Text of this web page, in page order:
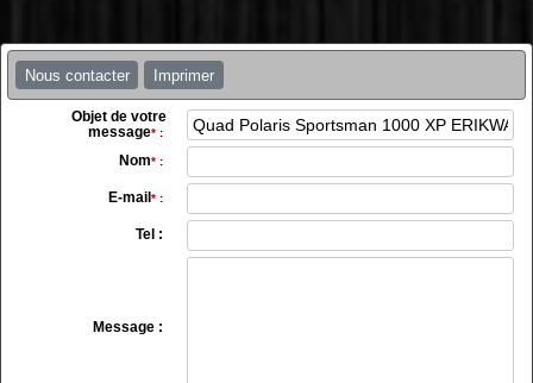
Nous contacter Imprimer
Objet de votre
message*:
Nom*:
E-mail *:
Tel :
Message :